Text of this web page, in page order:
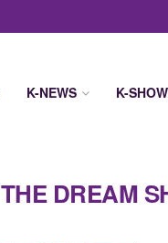
K-NEWS K-
THE DREAM